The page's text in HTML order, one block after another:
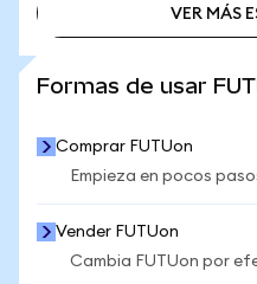
VER MÁS
Formas de usar
Comprar FUTUon
Empieza en pocos
Vender FUTUon
Cambia FUTUon por